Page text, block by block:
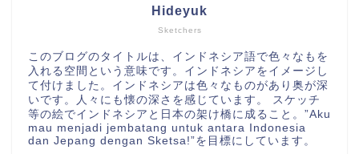
Sketchers
Hideyuk
このブログのタイトルは、インドネシア語で色々なもを
入れる空間という意味です。インドネシアをイメージし
て付けました。インドネシアは色々なものがあり奥が深
いです。人々にも懐の深さを感じています。 スケッチ
等の絵でインドネシアと日本の架け橋に成ること。”Aku
mau menjadi jembatang untuk antara Indonesia
dan Jepang dengan Sketsa!”を目標にしています。